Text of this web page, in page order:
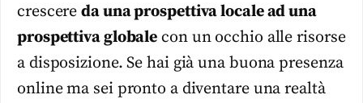
crescereda una prospettiva locale ad una
prospettiva globale con un occhio alle risorse
a disposizione. Se hai già una buona presenza
online ma sei pronto a diventare una realtà